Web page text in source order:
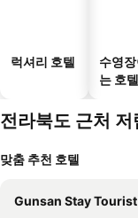
럭셔리 호텔
수영
는 호텔
전라북도 근처 저
맞춤 추천 호텔
Gunsan Stay